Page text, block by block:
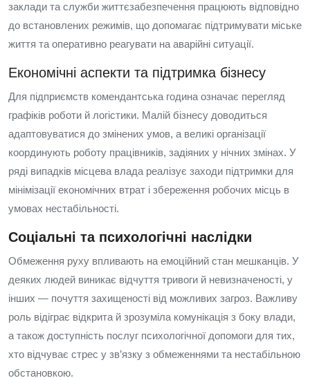
заклади та служби життєзабезпечення працюють відповідно
до встановлених режимів, що допомагає підтримувати міське
життя та оперативно реагувати на аварійні ситуації.
Економічні аспекти та підтримка бізнесу
Для підприємств комендантська година означає перегляд
графіків роботи й логістики. Малій бізнесу доводиться
адаптовуватися до змінених умов, а великі організації
координують роботу працівників, задіяних у нічних змінах. У
ряді випадків місцева влада реалізує заходи підтримки для
мінімізації економічних втрат і збереження робочих місць в
умовах нестабільності.
Соціальні та психологічні наслідки
Обмеження руху впливають на емоційний стан мешканців. У
деяких людей виникає відчуття тривоги й невизначеності, у
інших — почуття захищеності від можливих загроз. Важливу
роль відіграє відкрита й зрозуміла комунікація з боку влади,
а також доступність послуг психологічної допомоги для тих,
хто відчуває стрес у зв’язку з обмеженнями та нестабільною
обстановкою.